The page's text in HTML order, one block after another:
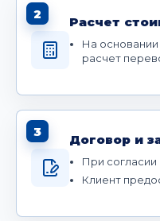
2
Расчет
На основании
расчет
3
Договор и
При
Клиент